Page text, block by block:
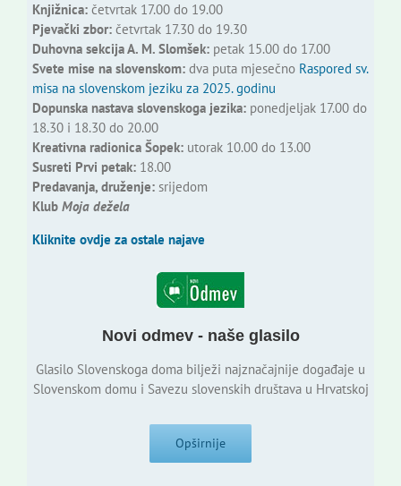
Knjižnica:četvrtak 17.00 do 19.00
Pjevački zbor:četvrtak 17.30 do 19.30
Duhovna sekcija A. M. Slomšek:petak 15.00 do 17.00
Svete mise na slovenskom:dva puta mjesečno Raspored sv.
misa na slovenskom jeziku za 2025. godinu
Dopunska nastava slovenskoga jezika:ponedjeljak 17.00 do
18.30 i 18.30 do 20.00
Kreativna radionica Šopek:utorak 10.00 do 13.00
Susreti Prvi petak:18.00
Predavanja, druženje:srijedom
Klub Moja dežela
Kliknite ovdje za ostale najave
Novi odmev - naše glasilo
Glasilo Slovenskoga doma bilježi najznačajnije događaje u
Slovenskom domu i Savezu slovenskih društava u Hrvatskoj
Opširnije